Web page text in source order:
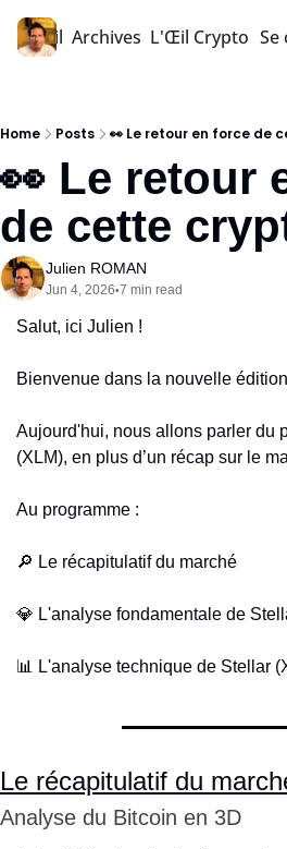
Accueil Archives L'Œil Crypto Se
Home Posts 👀 Le retour en force de
👀 Le retour
de cette
Julien ROMAN
Jun 4, 2026•7 min read
Salut, ici Julien !
Bienvenue dans la nouvelle
Aujourd'hui, nous allons parler du
(XLM), en plus d’un récap sur le
Au programme :
🔎 Le récapitulatif du marché
💎 L'analyse fondamentale de
📊 L'analyse technique de Stellar
Le récapitulatif du
Analyse du Bitcoin en 3D